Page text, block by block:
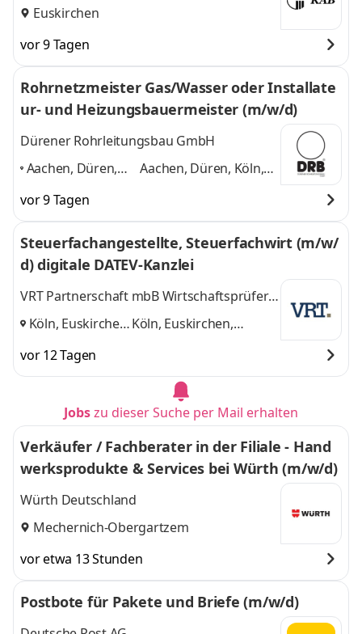
Euskirchen
vor 9 Tagen
Rohrnetzmeister Gas/Wasser oder Installate
ur- und Heizungsbauermeister (m/w/d)
Dürener Rohrleitungsbau GmbH
Aachen, Düren,
Heinsberg,
Mönchengladbach,
Aachen, Düren, Köln,
und 4 weitere
vor 9 Tagen
Steuerfachangestellte, Steuerfachwirt (m/w/
d) digitale DATEV-Kanzlei
VRT Partnerschaft mbB Wirtschaftsprüfer
Steuerberater Rechtsanwälte
Köln, Euskirchen,Köln, Euskirchen,
vor 12 Tagen
Jobszu dieser Suche per Mail erhalten
Verkäufer / Fachberater in der Filiale - Hand
werksprodukte & Services bei Würth (m/w/d)
Würth Deutschland
Mechernich-Obergartzem
vor etwa 13 Stunden
Postbote für Pakete und Briefe (m/w/d)